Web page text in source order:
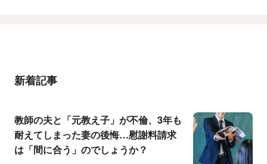
新着記事
教師の夫と「元教え子」が不倫、3年も
耐えてしまった妻の後悔…慰謝料請求
は「間に合う」のでしょうか？